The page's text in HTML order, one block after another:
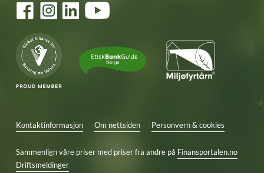
FacebookInstagramLinkedInYouTube
Kontaktinformasjon Om nettsiden Personvern & cookies
Sammenlign våre priser med priser fra andre på Finansportalen.no
Driftsmeldinger